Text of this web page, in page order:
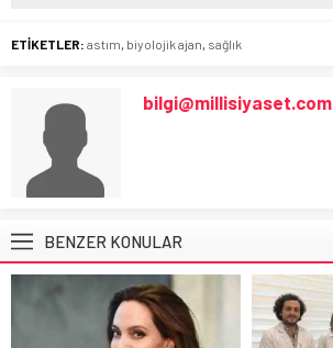
ETİKETLER: astım biyolojik ajan sağlık
bilgi@millisiyaset.com
BENZER KONULAR